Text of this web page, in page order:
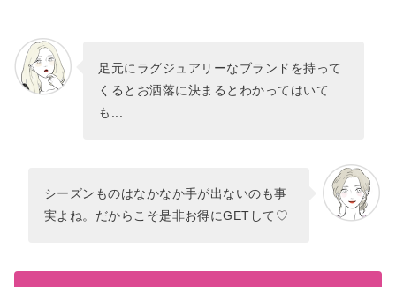
足元にラグジュアリーなブランドを持って
くるとお洒落に決まるとわかってはいて
も...
シーズンものはなかなか手が出ないのも事
実よね。だからこそ是非お得にGETして♡